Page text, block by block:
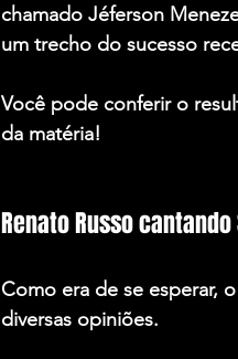
chamado Jéferson
um trecho do sucesso
Você pode conferir o
da matéria!
Renato Russo
Como era de se esperar,
diversas opiniões.